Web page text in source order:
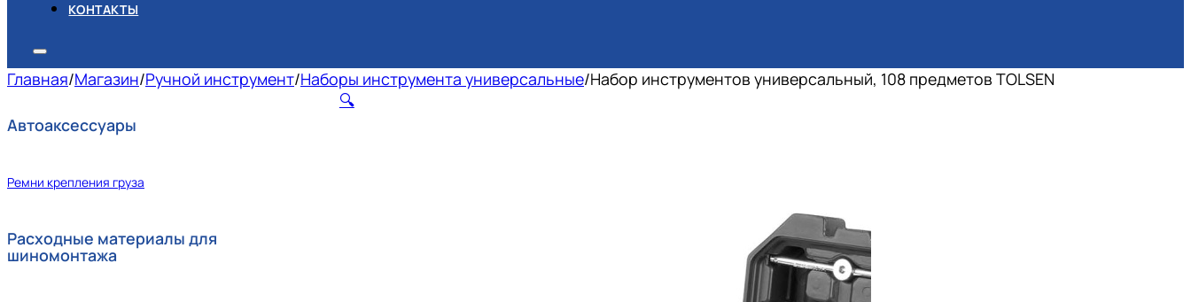
КОНТАКТЫ
Главная/Магазин/Ручной инструмент/Наборы инструмента универсальные/Набор инструментов универсальный, 108 предметов TOLSEN
Автоаксессуары
Ремни крепления груза
Расходные материалы для
шиномонтажа
🔍